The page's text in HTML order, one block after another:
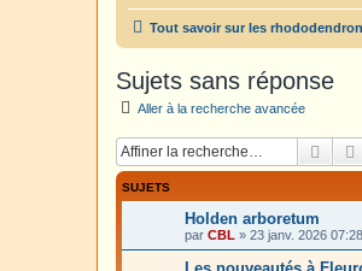
Tout savoir sur les
Sujets sans réponse
Aller à la recherche avancée
SUJETS
Holden arboretum
par CBL » 23 janv. 2026 07:28
Les nouveautés à